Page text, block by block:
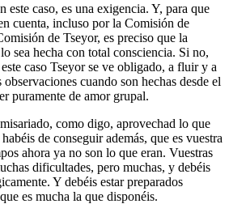
este caso, es una exigencia. Y, para que
cuenta, incluso por la Comisión de
de Tseyor, es preciso que la
sea hecha con total consciencia. Si no,
caso Tseyor se ve obligado, a fluir y a
cuando son hechas desde el
puramente de amor grupal.
como digo, aprovechad lo que
de conseguir además, que es vuestra
ahora ya no son lo que eran. Vuestras
dificultades, pero muchas, y debéis
Y debéis estar preparados
es mucha la que disponéis.